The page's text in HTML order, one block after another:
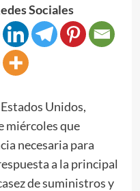
Sociales
Unidos,
miércoles que
necesaria para
a la principal
de suministros y